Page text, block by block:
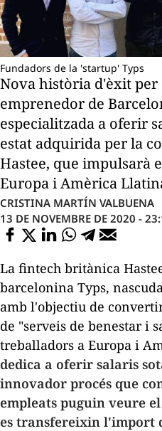
Fundadors de la 'startup' Typs
Nova història d'èxit per
emprenedor de
especialitzada a oferir
estat adquirida per la
Hastee, que impulsarà
Europa i Amèrica
CRISTINA MARTÍN VALBUENA
13 DE NOVEMBRE DE 2020 -
La fintech britànica
barcelonina Typs,
amb l'objectiu de
de "serveis de benestar i
treballadors a Europa i
dedica a oferir salaris
innovador procés que
empleats puguin veure
es transfereixin l'import